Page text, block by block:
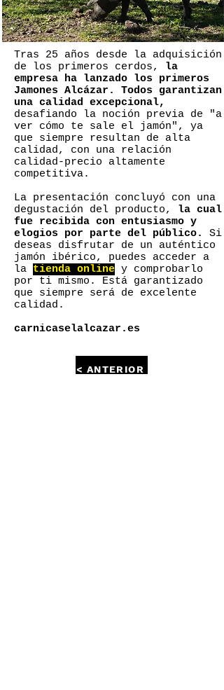
Tras 25 años desde la adquisición
de los primeros cerdos, la
empresa ha lanzado los primeros
Jamones Alcázar. Todos garantizan
una calidad excepcional,
desafiando la noción previa de "a
ver cómo te sale el jamón", ya
que siempre resultan de alta
calidad, con una relación
calidad-precio altamente
competitiva.
La presentación concluyó con una
degustación del producto, la cual
fue recibida con entusiasmo y
elogios por parte del público.
Si
deseas disfrutar de un auténtico
jamón ibérico, puedes acceder a
la tienda online y comprobarlo
por ti mismo. Está garantizado
que siempre será de excelente
calidad.
carnicaselalcazar.es
< ANTERIOR